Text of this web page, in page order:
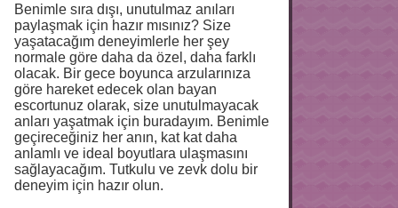
Benimle sıra dışı, unutulmaz anıları
paylaşmak için hazır mısınız? Size
yaşatacağım deneyimlerle her şey
normale göre daha da özel, daha farklı
olacak. Bir gece boyunca arzularınıza
göre hareket edecek olan bayan
escortunuz olarak, size unutulmayacak
anları yaşatmak için buradayım. Benimle
geçireceğiniz her anın, kat kat daha
anlamlı ve ideal boyutlara ulaşmasını
sağlayacağım. Tutkulu ve zevk dolu bir
deneyim için hazır olun.